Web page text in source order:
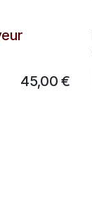
45,00 €